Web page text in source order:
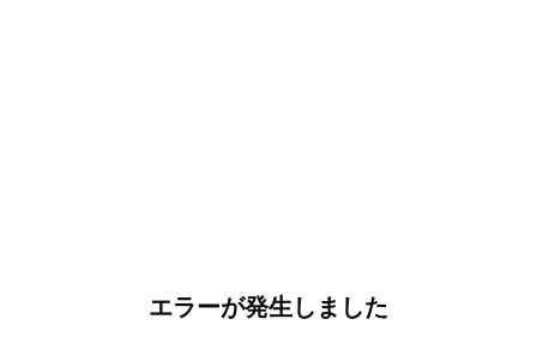
エラーが発生しました